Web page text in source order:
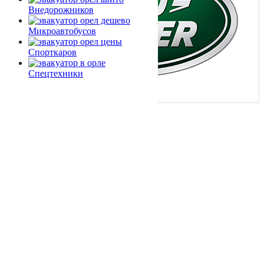
Внедорожников
Микроавтобусов
Спорткаров
Спецтехники